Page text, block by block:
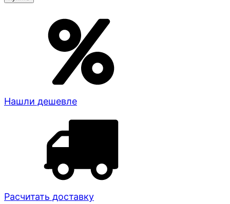
Нашли дешевле
Расчитать доставку